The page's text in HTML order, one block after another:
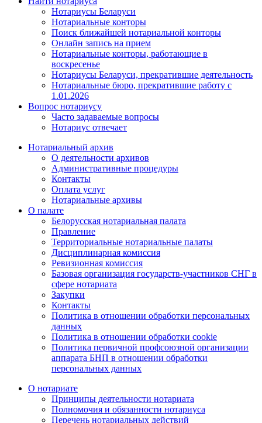
Нотариусы Беларуси
Нотариальные конторы
Поиск ближайшей нотариальной конторы
Онлайн запись на прием
Нотариальные конторы, работающие в
воскресенье
Нотариусы Беларуси, прекратившие деятельность
Нотариальные бюро, прекратившие работу с
1.01.2026
Вопрос нотариусу
Часто задаваемые вопросы
Нотариус отвечает
Нотариальный архив
О деятельности архивов
Административные процедуры
Контакты
Оплата услуг
Нотариальные архивы
О палате
Белорусская нотариальная палата
Правление
Территориальные нотариальные палаты
Дисциплинарная комиссия
Ревизионная комиссия
Базовая организация государств-участников СНГ в
сфере нотариата
Закупки
Контакты
Политика в отношении обработки персональных
данных
Политика в отношении обработки cookie
Политика первичной профсоюзной организации
аппарата БНП в отношении обработки
персональных данных
О нотариате
Принципы деятельности нотариата
Полномочия и обязанности нотариуса
Перечень нотариальных действий